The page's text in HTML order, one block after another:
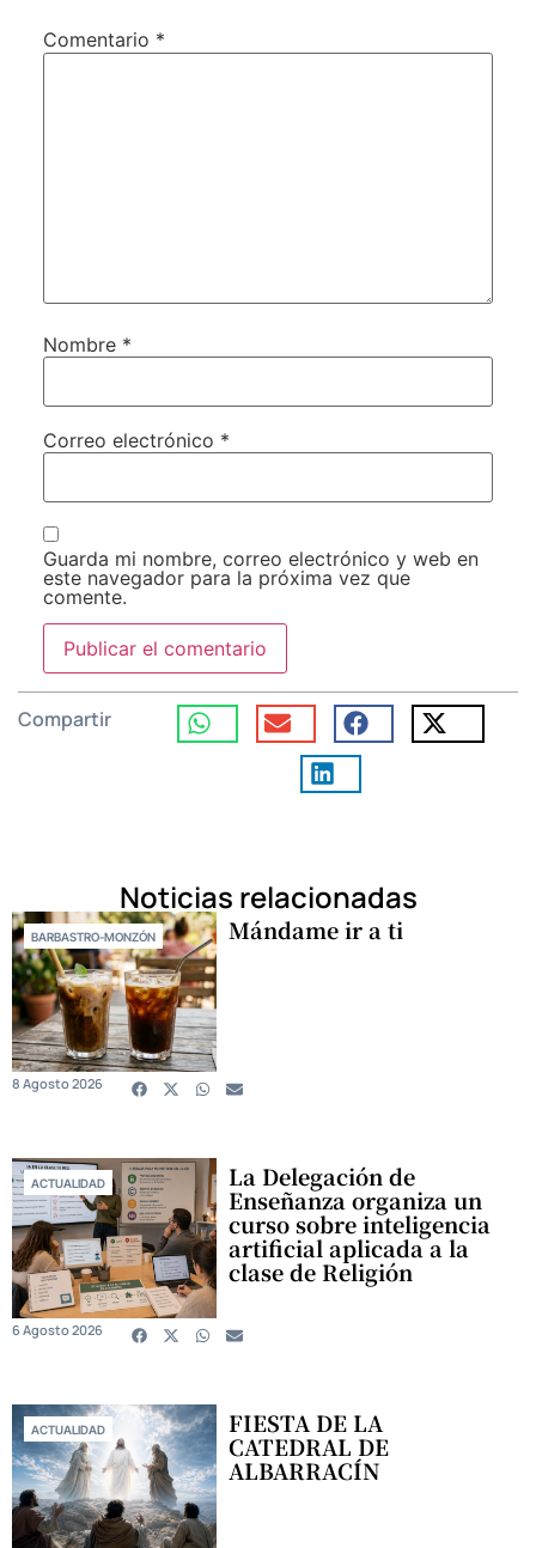
Comentario *
Nombre *
Correo electrónico *
Guarda mi nombre, correo electrónico y web en
este navegador para la próxima vez que
comente.
Compartir
Noticias relacionadas
BARBASTRO-MONZÓN Mándame ir a ti
8 Agosto 2026
ACTUALIDAD La Delegación de
Enseñanza organiza un
curso sobre inteligencia
artificial aplicada a la
clase de Religión
6 Agosto 2026
ACTUALIDAD FIESTA DE LA
CATEDRAL DE
ALBARRACÍN